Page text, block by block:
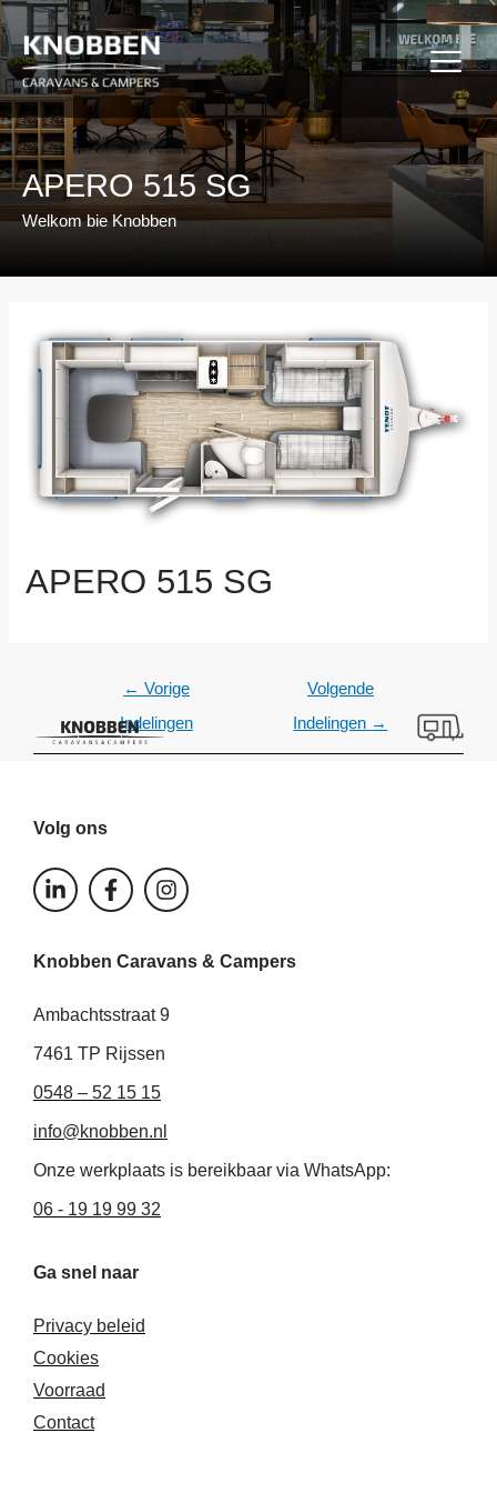
Ga
naar
de
inhoud
APERO 515 SG
Welkom bie Knobben
APERO 515 SG
← Vorige
Indelingen
Volgende
Indelingen →
Volg ons
L
i
e
i
-
n
F
a
b
o
-
I
n
a
r
Knobben Caravans & Campers
Ambachtsstraat 9
7461 TP Rijssen
0548 – 52 15 15
info@knobben.nl
Onze werkplaats is bereikbaar via WhatsApp:
06 - 19 19 99 32
Ga snel naar
Privacy beleid
Cookies
Voorraad
Contact